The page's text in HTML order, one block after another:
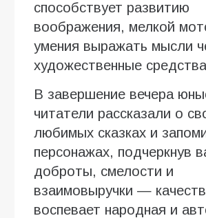
способствует развитию
воображения, мелкой
умения выражать мысли
художественные
В завершение вечера
читатели рассказали о
любимых сказках и
персонажах, подчеркнув
доброты, смелости и
взаимовыручки —
воспевает народная и